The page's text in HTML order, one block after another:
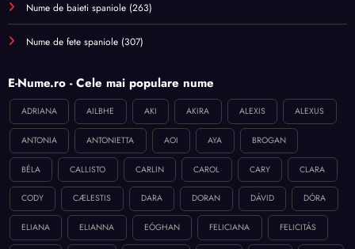
Nume de baieti spaniole (263)
Nume de fete spaniole (307)
E-Nume.ro - Cele mai populare nume
ADRIANA AILBHE AKI AKIRA ALEXIS ALEXUS
ANTONIA ANTONIETTA AOI AYA BROGAN
BÉLA CALLISTO CARLIN CAROL CARY CLARA
CODY CÆLESTIS DARA DORAN DÁVID DÓRA
ELIANA ELIANNA EÓGHAN FELICIANA FELICITÁS